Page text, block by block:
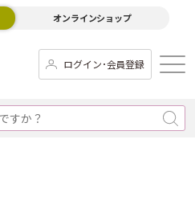
オンラインショップ
ログイン･会員登録